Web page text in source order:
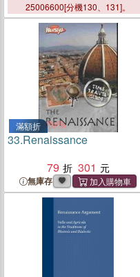
25006600[分機130、131]。
滿額折
33.Renaissance
79
301
無庫存